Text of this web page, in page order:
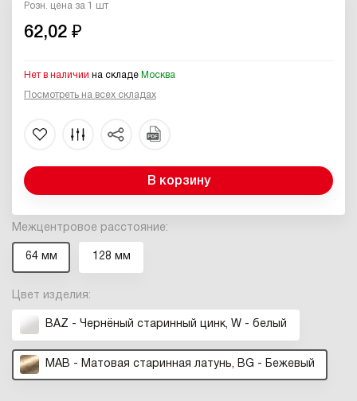
Межцентровое расстояние:
64 мм 128 мм
Цвет изделия:
BAZ - Чернёный старинный цинк, W - белый
MAB - Матовая старинная латунь, BG - Бежевый
Розн. цена за 1 шт
62,02 ₽
Нет в наличии на складе Москва
Посмотреть на всех складах
В корзину